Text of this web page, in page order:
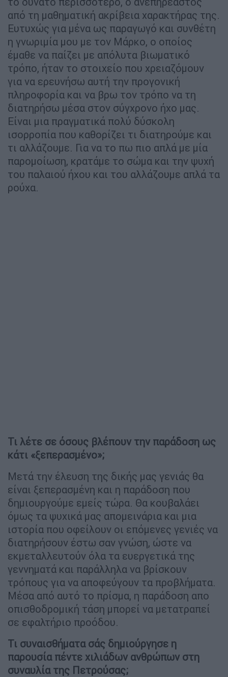
από τη μαθηματική ακρίβεια χαρακτήρας της.
Ευτυχώς για μένα ως παραγωγό και συνθέτη
η γνωριμία μου με τον Μάρκο, ο οποίος
έμαθε να παίζει με απόλυτα βιωματικό
τρόπο, ήταν το στοιχείο που χρειαζόμουν
για να ερευνήσω αυτή την προγονική
πληροφορία και να βρω τον τρόπο να τη
διατηρήσω μέσα στον σύγχρονο ήχο μας.
Είναι μια πραγματικά πολύ δύσκολη
ισορροπία που καθορίζει τι διατηρούμε και
τι αλλάζουμε. Για να το πω πιο απλά με μία
παρομοίωση, κρατάμε το σώμα και την ψυχή
του παλαιού ήχου και του αλλάζουμε απλά τα
ρούχα.
Τι λέτε σε όσους βλέπουν την παράδοση ως
κάτι «ξεπερασμένο»;
Μετά την έλευση της δικής μας γενιάς θα
είναι ξεπερασμένη και η παράδοση που
δημιουργούμε εμείς τώρα. Θα κουβαλάει
όμως τα ψυχικά μας απομεινάρια και μια
ιστορία που οφείλουν οι επόμενες γενιές να
διατηρήσουν έστω σαν γνώση, ώστε να
εκμεταλλευτούν όλα τα ευεργετικά της
γεννηματά και παράλληλα να βρίσκουν
τρόπους για να αποφεύγουν τα προβλήματα.
Μέσα από αυτό το πρίσμα, η παράδοση απο
οπισθοδρομική τάση μπορεί να μετατραπεί
σε εφαλτήριο προόδου.
Τι συναισθήματα σάς δημιούργησε η
παρουσία πέντε χιλιάδων ανθρώπων στη
συναυλία της Πετρούσας;